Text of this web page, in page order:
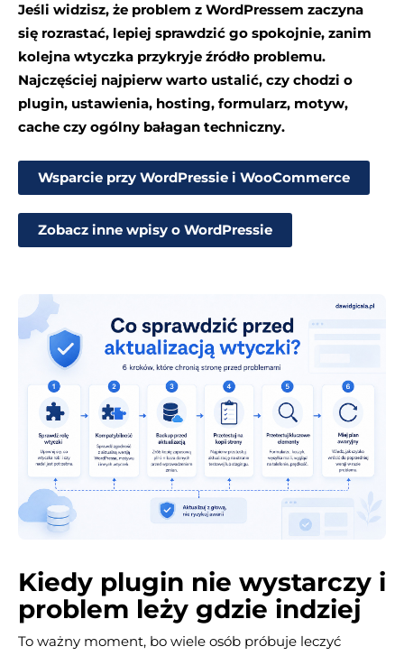
Jeśli widzisz, że problem z WordPressem zaczyna
się rozrastać, lepiej sprawdzić go spokojnie, zanim
kolejna wtyczka przykryje źródło problemu.
Najczęściej najpierw warto ustalić, czy chodzi o
plugin, ustawienia, hosting, formularz, motyw,
cache czy ogólny bałagan techniczny.
Wsparcie przy WordPressie i WooCommerce
Zobacz inne wpisy o WordPressie
Kiedy plugin nie wystarczy i
problem leży gdzie indziej
To ważny moment, bo wiele osób próbuje leczyć